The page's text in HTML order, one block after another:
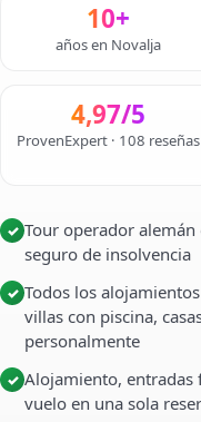
10+
años en Novalja
4,97/5
ProvenExpert · 108 reseñas
✓ Tour operador alemán
seguro de insolvencia
✓ Todos los
villas con piscina,
personalmente
✓ Alojamiento, entradas
vuelo en una sola